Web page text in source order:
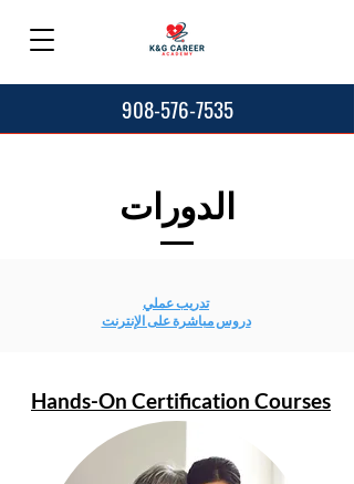
908-576-7535
الدورات
تدريب عملي
دروس مباشرة على الإنترنت
Hands-On Certification Courses